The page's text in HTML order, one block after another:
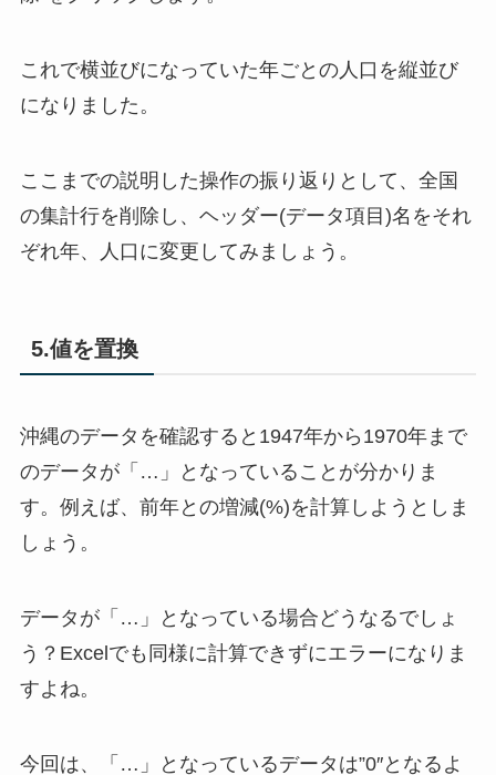
これで横並びになっていた年ごとの人口を縦並び
になりました。
ここまでの説明した操作の振り返りとして、全国
の集計行を削除し、ヘッダー(データ項目)名をそれ
ぞれ年、人口に変更してみましょう。
5.値を置換
沖縄のデータを確認すると1947年から1970年まで
のデータが「…」となっていることが分かりま
す。例えば、前年との増減(%)を計算しようとしま
しょう。
データが「…」となっている場合どうなるでしょ
う？Excelでも同様に計算できずにエラーになりま
すよね。
今回は、「…」となっているデータは”0″となるよ